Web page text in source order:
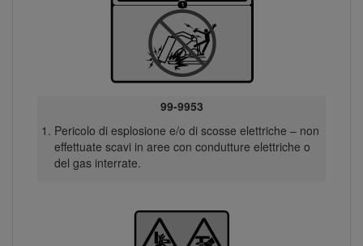
99-9953
Pericolo di esplosione e/o di scosse elettriche – non
effettuate scavi in aree con condutture elettriche o
del gas interrate.